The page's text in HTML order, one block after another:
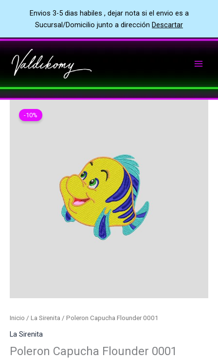
Envios 3-5 dias habiles , dejar nota si el envio es a
Sucursal/Domicilio junto a dirección Descartar
al
contenido
-10%
Inicio / La Sirenita / Poleron Capucha Flounder 0001
La Sirenita
Poleron Capucha Flounder 0001